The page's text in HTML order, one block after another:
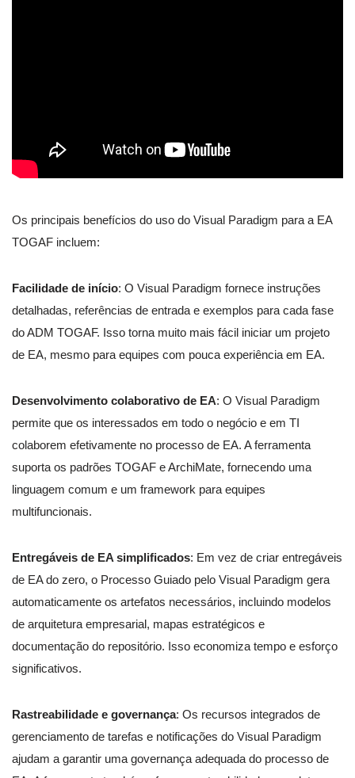
Os principais benefícios do uso do Visual Paradigm para a EA
TOGAF incluem:
Facilidade de início: O Visual Paradigm fornece instruções
detalhadas, referências de entrada e exemplos para cada fase
do ADM TOGAF. Isso torna muito mais fácil iniciar um projeto
de EA, mesmo para equipes com pouca experiência em EA.
Desenvolvimento colaborativo de EA: O Visual Paradigm
permite que os interessados em todo o negócio e em TI
colaborem efetivamente no processo de EA. A ferramenta
suporta os padrões TOGAF e ArchiMate, fornecendo uma
linguagem comum e um framework para equipes
multifuncionais.
Entregáveis de EA simplificados: Em vez de criar entregáveis
de EA do zero, o Processo Guiado pelo Visual Paradigm gera
automaticamente os artefatos necessários, incluindo modelos
de arquitetura empresarial, mapas estratégicos e
documentação do repositório. Isso economiza tempo e esforço
significativos.
Rastreabilidade e governança: Os recursos integrados de
gerenciamento de tarefas e notificações do Visual Paradigm
ajudam a garantir uma governança adequada do processo de